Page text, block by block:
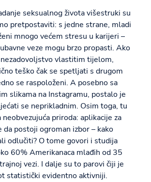
seksualnog života višestruki su
pretpostaviti: s jedne strane, mladi
mnogo većem stresu u karijeri –
veze mogu brzo propasti. Ako
vlastitim tijelom,
teško čak se spetljati s drugom
se raspoloženi. A posebno sa
slikama na Instagramu, postalo je
se neprikladnim. Osim toga, tu
priroda: aplikacije za
da postoji ogroman izbor – kako
odlučiti? O tome govori i studija
60% Amerikanaca mlađih od 35
vezi. I dalje su to parovi čiji je
statistički evidentno aktivniji.